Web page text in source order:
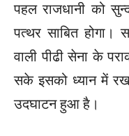
पहल राजधानी को
पत्थर साबित
वाली पीढी सेना के
सके इसको ध्यान में
उदघाटन हुआ है।